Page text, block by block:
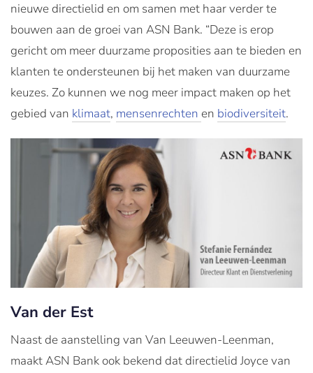
nieuwe directielid en om samen met haar verder te
bouwen aan de groei van ASN Bank. “Deze is erop
gericht om meer duurzame proposities aan te bieden en
klanten te ondersteunen bij het maken van duurzame
keuzes. Zo kunnen we nog meer impact maken op het
gebied van klimaat, mensenrechten en biodiversiteit.
Van der Est
Naast de aanstelling van Van Leeuwen-Leenman,
maakt ASN Bank ook bekend dat directielid Joyce van